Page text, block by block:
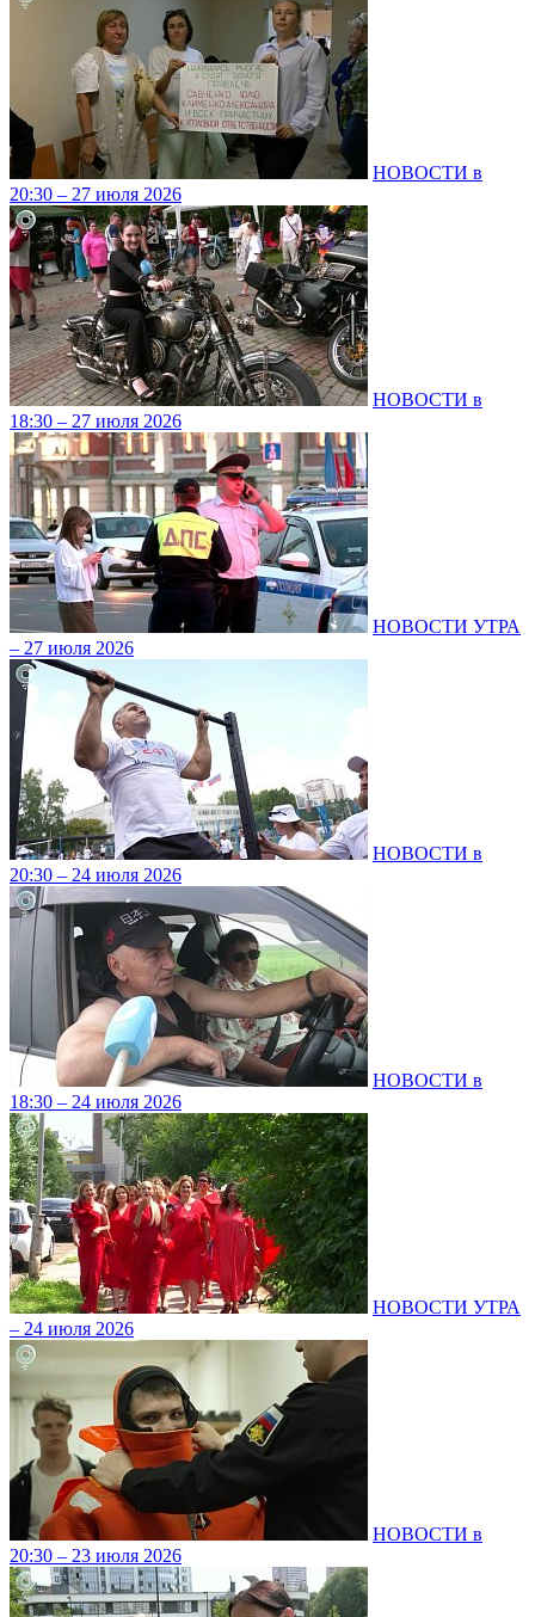
НОВОСТИ в
20:30 – 27 июля 2026
НОВОСТИ в
18:30 – 27 июля 2026
НОВОСТИ УТРА
– 27 июля 2026
НОВОСТИ в
20:30 – 24 июля 2026
НОВОСТИ в
18:30 – 24 июля 2026
НОВОСТИ УТРА
– 24 июля 2026
НОВОСТИ в
20:30 – 23 июля 2026